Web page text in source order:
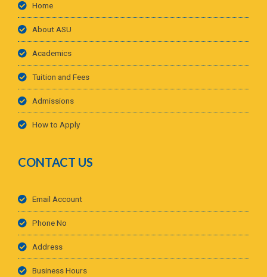
Home
About ASU
Academics
Tuition and Fees
Admissions
How to Apply
CONTACT US
Email Account
Phone No
Address
Business Hours